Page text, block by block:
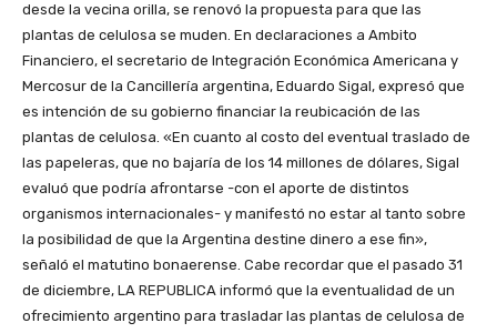
desde la vecina orilla, se renovó la propuesta para que las
plantas de celulosa se muden. En declaraciones a Ambito
Financiero, el secretario de Integración Económica Americana y
Mercosur de la Cancillería argentina, Eduardo Sigal, expresó que
es intención de su gobierno financiar la reubicación de las
plantas de celulosa. «En cuanto al costo del eventual traslado de
las papeleras, que no bajaría de los 14 millones de dólares, Sigal
evaluó que podría afrontarse -con el aporte de distintos
organismos internacionales- y manifestó no estar al tanto sobre
la posibilidad de que la Argentina destine dinero a ese fin»,
señaló el matutino bonaerense. Cabe recordar que el pasado 31
de diciembre, LA REPUBLICA informó que la eventualidad de un
ofrecimiento argentino para trasladar las plantas de celulosa de